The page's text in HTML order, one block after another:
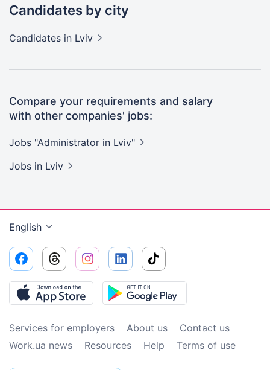
Candidates by city
Candidates in Lviv
Compare your requirements and salary
with other companies' jobs:
Jobs "Administrator in Lviv"
Jobs in Lviv
English
Services for employers About us
Contact us
Work.ua news
Resources Help Terms of use